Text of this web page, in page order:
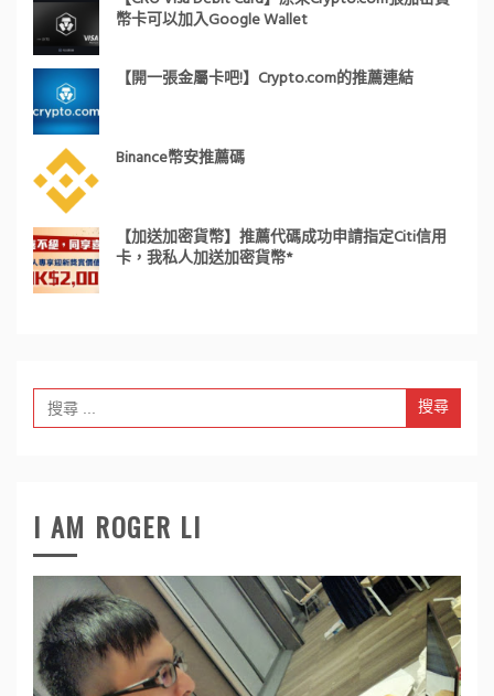
幣卡可以加入Google Wallet
【開一張金屬卡吧!】Crypto.com的推薦連結
Binance幣安推薦碼
【加送加密貨幣】推薦代碼成功申請指定Citi信用
卡，我私人加送加密貨幣*
Search
for:
I AM ROGER LI